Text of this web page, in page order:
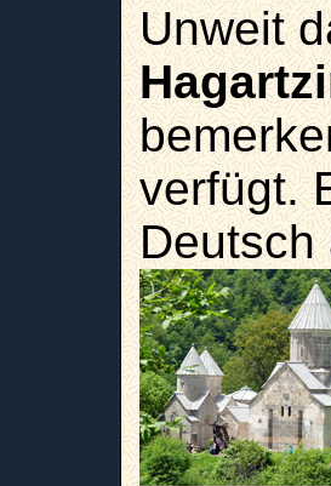
Unweit
verfügt.
Deutsch